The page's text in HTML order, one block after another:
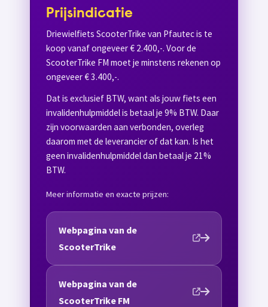
Prijsindicatie
Driewielfiets ScooterTrike van Pfautec is te
koop vanaf ongeveer € 2.400,-. Voor de
ScooterTrike FM moet je minstens rekenen op
ongeveer € 3.400,-.
Dat is exclusief BTW, want als jouw fiets een
invalidenhulpmiddel is betaal je 9% BTW. Daar
zijn voorwaarden aan verbonden, overleg
daarom met de leverancier of dat kan. Is het
geen invalidenhulpmiddel dan betaal je 21%
BTW.
Meer informatie en exacte prijzen:
Webpagina van de
ScooterTrike
Webpagina van de
ScooterTrike FM